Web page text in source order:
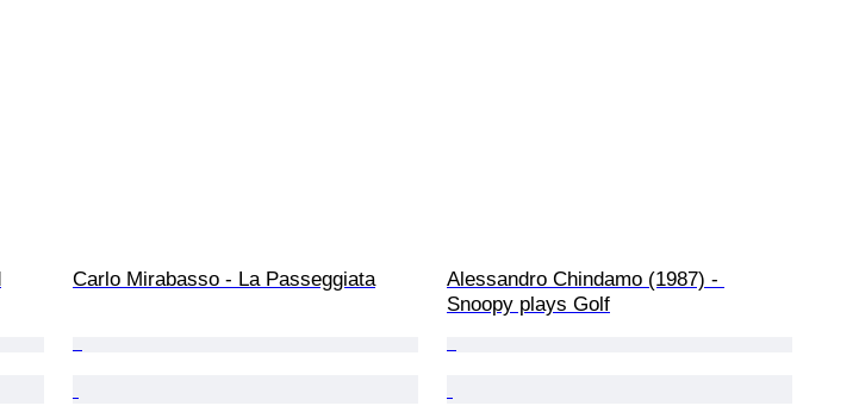
Carlo Mirabasso - La Passeggiata
Alessandro Chindamo (1987) -
Snoopy plays Golf